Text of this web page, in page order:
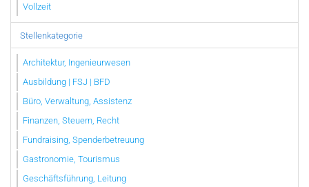
Vollzeit
Stellenkategorie
Architektur, Ingenieurwesen
Ausbildung | FSJ | BFD
Büro, Verwaltung, Assistenz
Finanzen, Steuern, Recht
Fundraising, Spenderbetreuung
Gastronomie, Tourismus
Geschäftsführung, Leitung